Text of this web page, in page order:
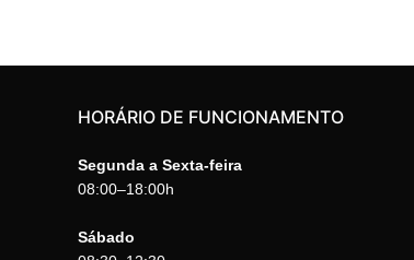
HORÁRIO DE FUNCIONAMENTO
Segunda a Sexta-feira
08:00–18:00h
Sábado